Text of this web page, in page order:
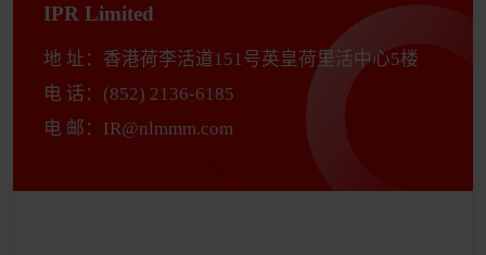
IPR Limited
地 址：香港荷李活道151号英皇荷里活中心5楼
电 话： (852) 2136-6185
电 邮： IR@nlmmm.com